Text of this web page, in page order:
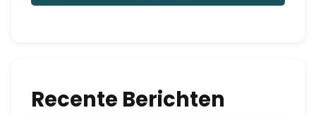
Recente Berichten